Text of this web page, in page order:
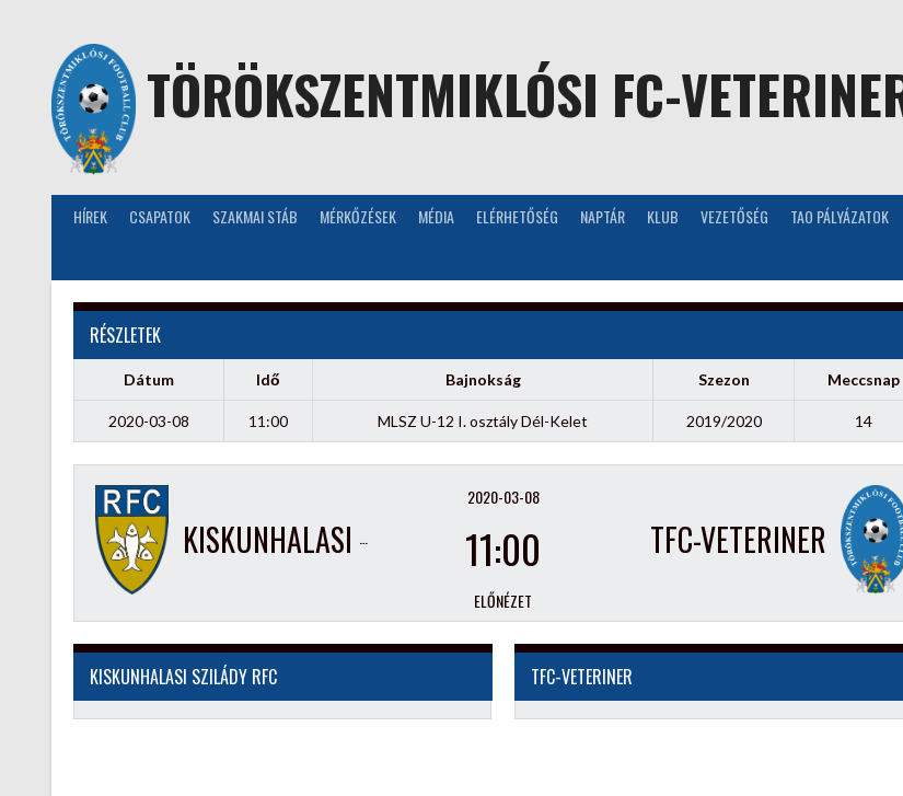
TÖRÖKSZENTMIKLÓSI FC-
HÍREK CSAPATOK SZAKMAI STÁB MÉRKŐZÉSEK MÉDIA ELÉRHETŐSÉG NAPTÁR KLUB VEZETŐSÉG TAO PÁLYÁZATOK
RÉSZLETEK
Dátum Idő Bajnokság Szezon Meccsnap
2020-03-08 11:00 MLSZ U-12 I. osztály Dél-Kelet 2019/2020 14
KISKUNHALASI SZILÁDY RFC TFC-VETERINER
2020-03-08
11:00
ELŐNÉZET
KISKUNHALASI SZILÁDY RFC TFC-VETERINER